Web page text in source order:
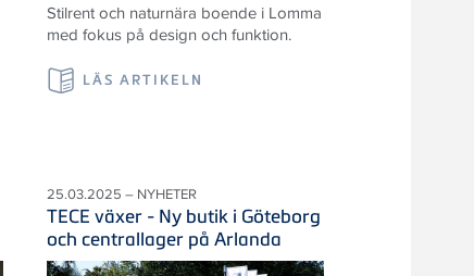
Stilrent och naturnära boende i Lomma
med fokus på design och funktion.
LÄS ARTIKELN
25.03.2025 – NYHETER
TECE växer - Ny butik i Göteborg
och centrallager på Arlanda